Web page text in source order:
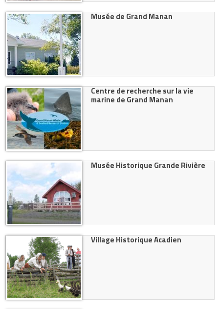
Musée de Grand Manan
Centre de recherche sur la vie
marine de Grand Manan
Musée Historique Grande Rivière
Village Historique Acadien